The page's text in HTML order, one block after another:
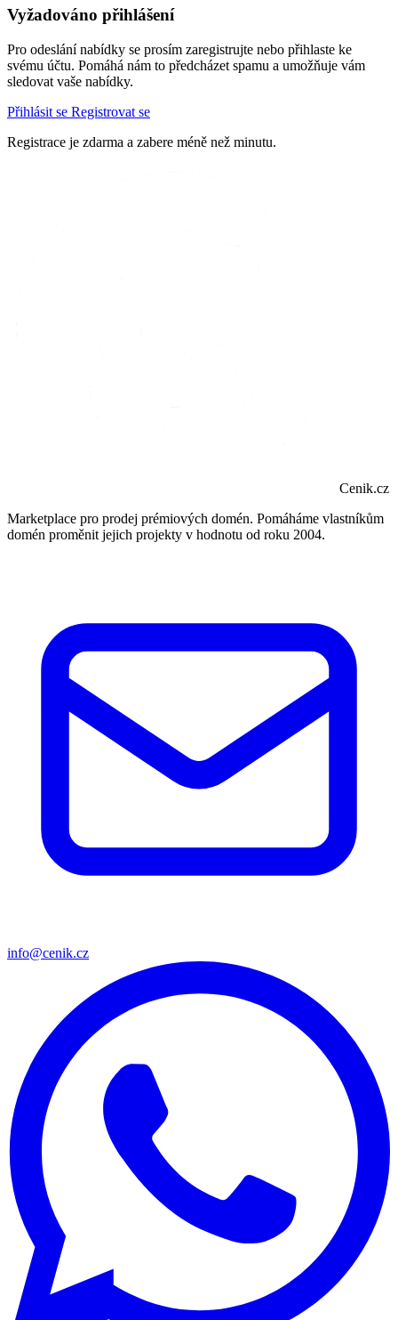
Vyžadováno přihlášení
Pro odeslání nabídky se prosím zaregistrujte nebo přihlaste ke
svému účtu. Pomáhá nám to předcházet spamu a umožňuje vám
sledovat vaše nabídky.
Přihlásit se Registrovat se
Registrace je zdarma a zabere méně než minutu.
Cenik.cz
Marketplace pro prodej prémiových domén. Pomáháme vlastníkům
domén proměnit jejich projekty v hodnotu od roku 2004.
info@cenik.cz